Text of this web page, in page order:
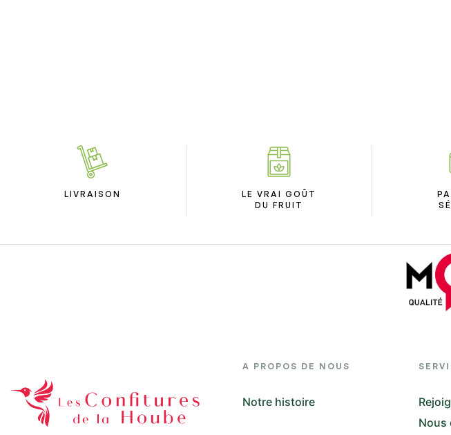
LIVRAISON
LE VRAI GOÛT
DU FRUIT
A PROPOS DE NOUS
Notre histoire
Nous